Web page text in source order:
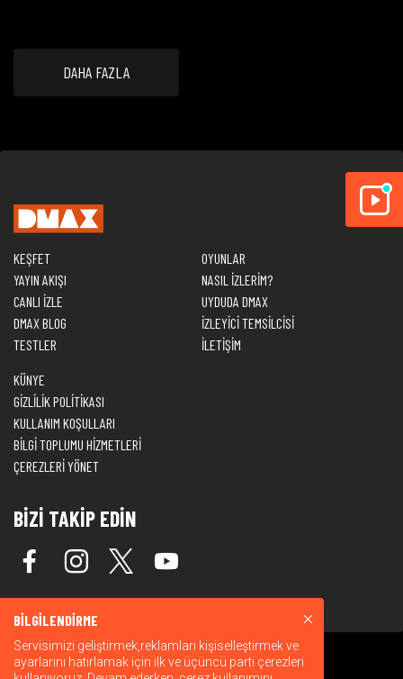
DAHA FAZLA
KEŞFET
YAYIN AKIŞI
CANLI İZLE
DMAX BLOG
TESTLER
OYUNLAR
NASIL İZLERİM?
UYDUDA DMAX
İZLEYİCİ TEMSİLCİSİ
İLETİŞİM
KÜNYE
GİZLİLİK POLİTİKASI
KULLANIM KOŞULLARI
BİLGİ TOPLUMU HİZMETLERİ
ÇEREZLERİ YÖNET
BİZİ TAKİP EDİN
BİLGİLENDİRME
Servisimizi geliştirmek,reklamları kişiselleştirmek ve
ayarlarını hatırlamak için ilk ve üçüncü parti çerezleri